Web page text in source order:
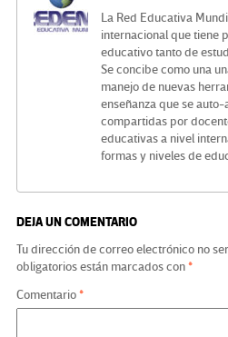
La Red Educativa
internacional que tiene
educativo tanto de
Se concibe como una
manejo de nuevas
enseñanza que se
compartidas por
educativas a nivel
formas y niveles de
DEJA UN COMENTARIO
Tu dirección de correo electrónico no
obligatorios están marcados con*
Comentario*